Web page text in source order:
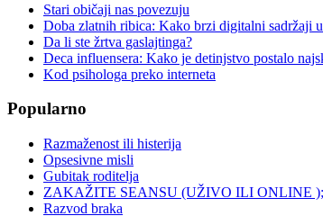
Stari običaji nas povezuju
Doba zlatnih ribica: Kako brzi digitalni sadržaji
Da li ste žrtva gaslajtinga?
Deca influensera: Kako je detinjstvo postalo
Kod psihologa preko interneta
Popularno
Razmaženost ili histerija
Opsesivne misli
Gubitak roditelja
ZAKAŽITE SEANSU (UŽIVO ILI ONLINE
Razvod braka